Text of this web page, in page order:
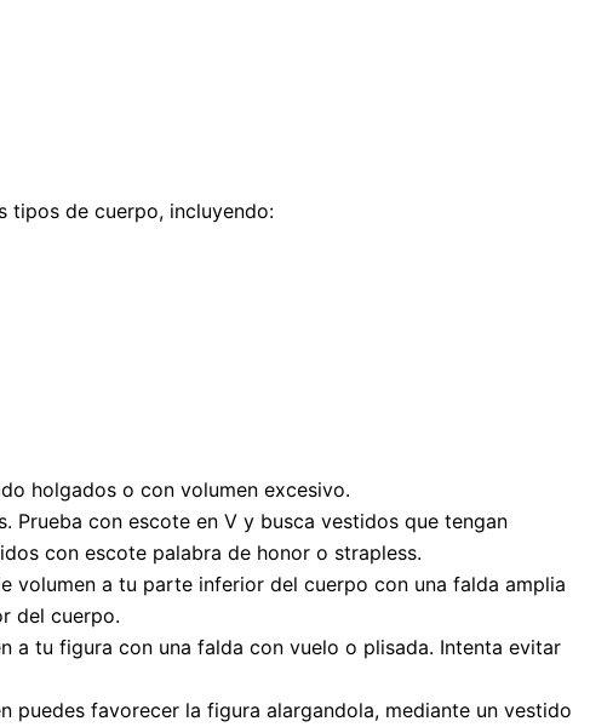
tipos de cuerpo, incluyendo:
holgados o con volumen excesivo.
con escote en V y busca vestidos que tengan
con escote palabra de honor o strapless.
volumen a tu parte inferior del cuerpo con una falda amplia
del cuerpo.
a tu figura con una falda con vuelo o plisada. Intenta evitar
puedes favorecer la figura alargandola, mediante un vestido